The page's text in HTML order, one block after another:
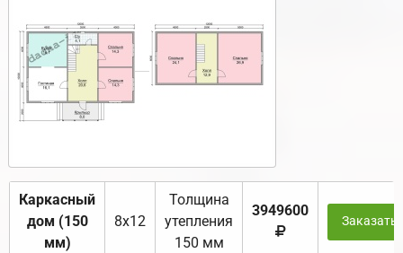
Каркасный
дом (150
мм)
8х12
Толщина
утепления
150 мм
3949600
Заказать